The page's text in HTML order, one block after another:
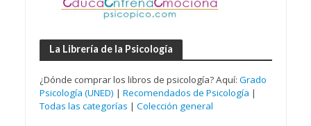
La Librería de la Psicología
¿Dónde comprar los libros de psicología? Aquí: Grado
Psicología (UNED) | Recomendados de Psicología |
Todas las categorías | Colección general